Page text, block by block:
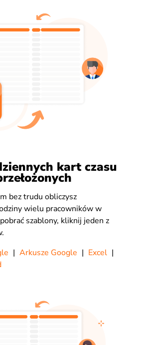
kart czasu
bez trudu obliczysz
wielu pracowników w
szablony, kliknij jeden z
| Arkusze Google | Excel |